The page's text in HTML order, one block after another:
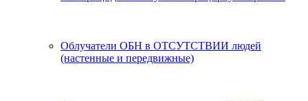
Облучатели ОБН в ОТСУТСТВИИ людей
(настенные и передвижные)